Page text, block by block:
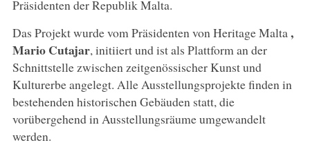
Präsidenten der Republik Malta.
Das Projekt wurde vom Präsidenten von Heritage Malta,
MarioCutajar, initiiert und ist als Plattform an der
Schnittstelle zwischen zeitgenössischer Kunst und
Kulturerbe angelegt. Alle Ausstellungsprojekte finden in
bestehenden historischen Gebäuden statt, die
vorübergehend in Ausstellungsräume umgewandelt
werden.